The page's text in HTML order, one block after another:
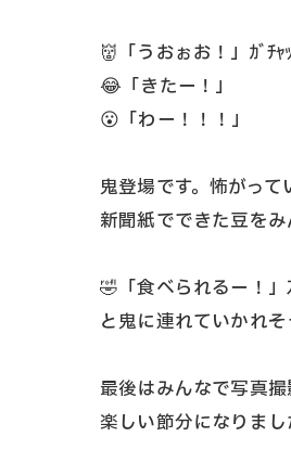
👹「うおぉお！」ｶﾞﾁｬ
😂「きたー！」
😮「わー！！！」
鬼登場です。怖がっ
新聞紙でできた豆を
🤣「食べられるー！」
と鬼に連れていかれ
最後はみんなで写真撮
楽しい節分になりまし